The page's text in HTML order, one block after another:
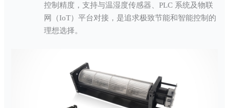
控制精度，支持与温湿度传感器、PLC 系统及物联
网（IoT）平台对接，是追求极致节能和智能控制的
理想选择。